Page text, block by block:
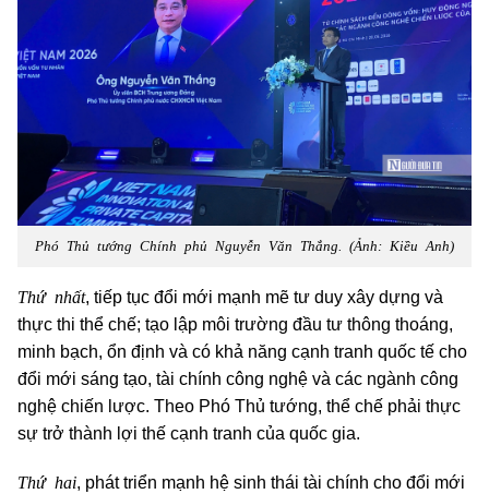
Phó Thủ tướng Chính phủ Nguyễn Văn Thắng. (Ảnh: Kiều Anh)
Thứ nhất, tiếp tục đổi mới mạnh mẽ tư duy xây dựng và
thực thi thể chế; tạo lập môi trường đầu tư thông thoáng,
minh bạch, ổn định và có khả năng cạnh tranh quốc tế cho
đổi mới sáng tạo, tài chính công nghệ và các ngành công
nghệ chiến lược. Theo Phó Thủ tướng, thể chế phải thực
sự trở thành lợi thế cạnh tranh của quốc gia.
Thứ hai, phát triển mạnh hệ sinh thái tài chính cho đổi mới